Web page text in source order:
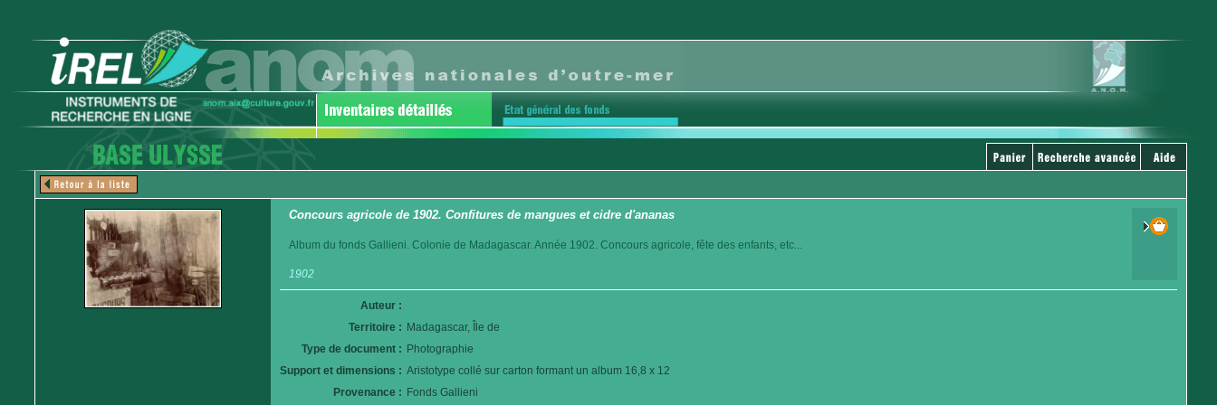
Concours agricole de 1902. Confitures de mangues et cidre d'ananas
Album du fonds Gallieni. Colonie de Madagascar. Année 1902. Concours agricole, fête des enfants, etc...
1902
Auteur :
Territoire : Madagascar, Île de
Type de document : Photographie
Support et dimensions : Aristotype collé sur carton formant un album 16,8 x 12
Provenance : Fonds Gallieni